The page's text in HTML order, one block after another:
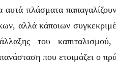
αυτά πλάσματα
αλλά κάποιων
του
που ετοιμάζει ο